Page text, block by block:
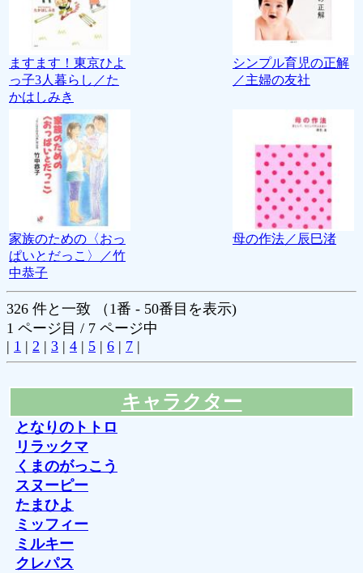
ますます！東京ひよ
っ子3人暮らし／た
かはしみき
シンプル育児の正解
／主婦の友社
家族のための〈おっ
ぱいとだっこ〉／竹
中恭子
母の作法／辰巳渚
326 件と一致 （1番 - 50番目を表示)
1 ページ目 / 7 ページ中
| 1 | 2 | 3 | 4 | 5 | 6 | 7 |
キャラクター
となりのトトロ
リラックマ
くまのがっこう
スヌーピー
たまひよ
ミッフィー
ミルキー
クレパス